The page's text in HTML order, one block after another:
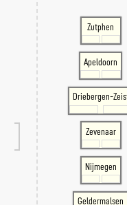
Zutphen
Apeldoorn
Driebergen-
Zevenaar
Nijmegen
Geldermalsen